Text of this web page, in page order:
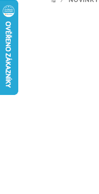
DOMŮ